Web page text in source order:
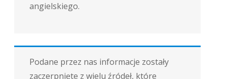
angielskiego.
Podane przez nas informacje zostały
zaczerpnięte z wielu źródeł, które